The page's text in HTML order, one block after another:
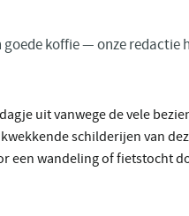
koffie — onze redactie
uit vanwege de vele
schilderijen van
een wandeling of fietstocht